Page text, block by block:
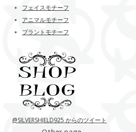
フェイスモチーフ
アニマルモチーフ
プラントモチーフ
@SILVERSHIELD925 からのツイート